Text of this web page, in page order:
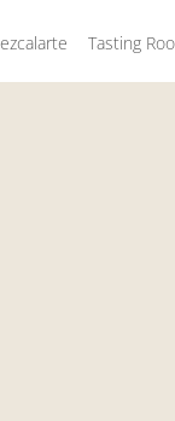
Tasting